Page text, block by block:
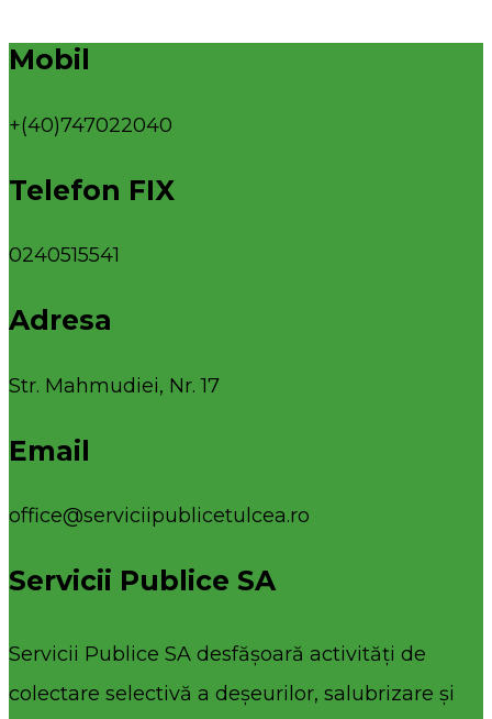
Mobil
+(40)747022040
Telefon FIX
0240515541
Adresa
Str. Mahmudiei, Nr. 17
Email
office@serviciipublicetulcea.ro
Servicii Publice SA
Servicii Publice SA desfășoară activități de
colectare selectivă a deșeurilor, salubrizare și